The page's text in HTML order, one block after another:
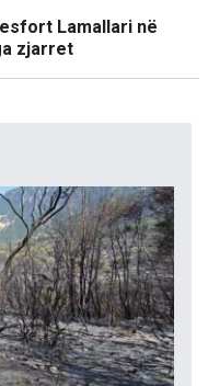
Lamallari në
zjarret